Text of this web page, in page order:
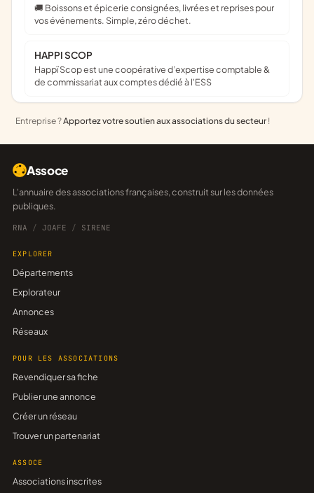
🚚 Boissons et épicerie consignées, livrées et reprises pour
vos événements. Simple, zéro déchet.
HAPPI SCOP
Happï Scop est une coopérative d’expertise comptable &
de commissariat aux comptes dédié à l'ESS
Entreprise ?Apportez votre soutien aux associations du secteur !
Assoce
L'annuaire des associations françaises, construit sur les données
publiques.
RNA / JOAFE / SIRENE
EXPLORER
Départements
Explorateur
Annonces
Réseaux
POUR LES ASSOCIATIONS
Revendiquer sa fiche
Publier une annonce
Créer un réseau
Trouver un partenariat
ASSOCE
Associations inscrites